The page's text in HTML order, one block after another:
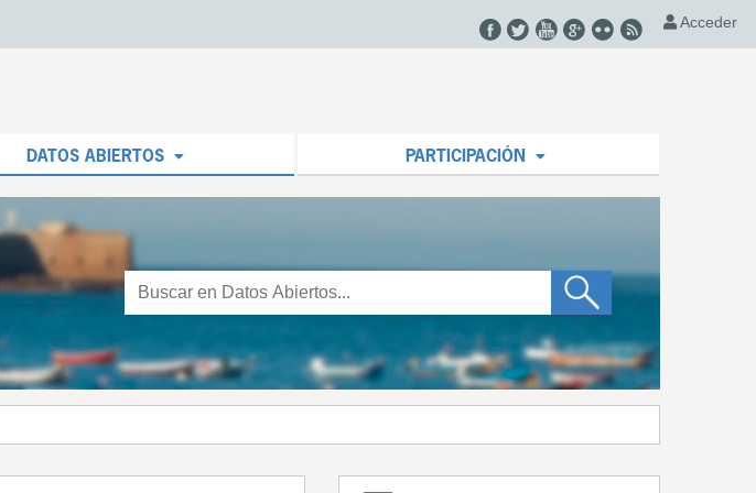
Acceder
DATOS ABIERTOS PARTICIPACIÓN